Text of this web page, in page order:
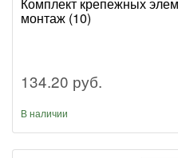
монтаж (10)
134.20 руб.
В наличии